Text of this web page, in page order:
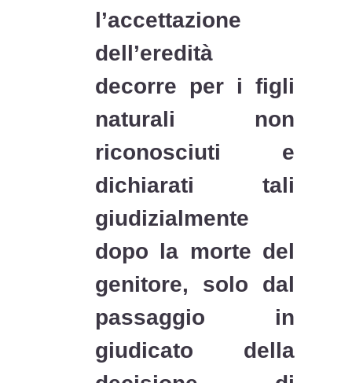
l’accettazione
dell’eredità
decorre per i figli
naturali non
riconosciuti e
dichiarati tali
giudizialmente
dopo la morte del
genitore, solo dal
passaggio in
giudicato della